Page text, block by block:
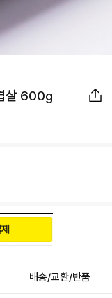
살 600g
배송/교환/반품